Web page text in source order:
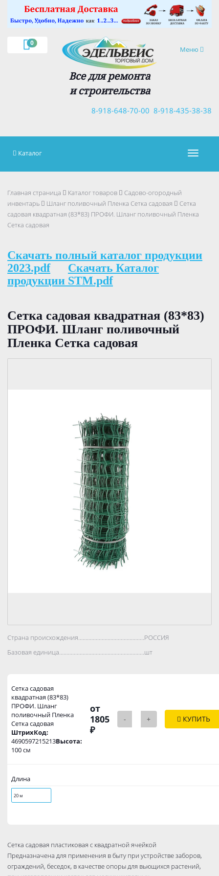
0
Навигация
Меню
Все для ремонта
и строительства
8-918-435-38-38
8-918-648-70-00
×
Каталог
Главная страница Каталог товаров
Садово-огородный
инвентарь
Шланг поливочный Пленка Сетка садовая
Сетка
садовая квадратная (83*83) ПРОФИ. Шланг поливочный Пленка
Сетка садовая
Скачать полный каталог продукции
2023.pdf
Скачать Каталог
продукции STM.pdf
Сетка садовая квадратная (83*83)
ПРОФИ. Шланг поливочный
Пленка Сетка садовая
Страна происхождения..................................................................................
РОССИЯ
Базовая единица..................................................................................
шт
Сетка садовая
квадратная (83*83)
ПРОФИ. Шланг
поливочный Пленка
Сетка садовая
ШтрихКод:
4690597215213Высота:
100 см
от
1805
₽
- + КУПИТЬ
Длина
20 м
Сетка садовая пластиковая c квадратной ячейкой
Предназначена для применения в быту при устройстве заборов,
ограждений, беседок, в качестве опоры для вьющихся растений,